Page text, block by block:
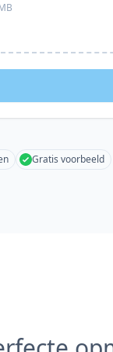
Gratis voorbeeld